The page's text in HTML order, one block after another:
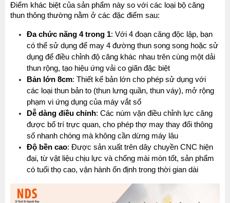
Điểm khác biệt của sản phẩm này so với các loại bộ căng
thun thông thường nằm ở các đặc điểm sau:
Đa chức năng 4 trong 1: Với 4 đoạn căng độc lập, bạn
có thể sử dụng để may 4 đường thun song song hoặc sử
dụng để điều chỉnh độ căng khác nhau trên cùng một dải
thun rộng, tạo hiệu ứng vải co giãn đặc biệt
Bản lớn 8cm: Thiết kế bản lớn cho phép sử dụng với
các loại thun bản to (thun lưng quần, thun váy), mở rộng
phạm vi ứng dụng của máy vắt sổ
Dễ dàng điều chỉnh: Các núm vặn điều chỉnh lực căng
được bố trí trực quan, cho phép thợ may thay đổi thông
số nhanh chóng mà không cần dừng máy lâu
Độ bền cao: Được sản xuất trên dây chuyền CNC hiện
đại, từ vật liệu chịu lực và chống mài mòn tốt, sản phẩm
có tuổi thọ cao, vận hành ổn định trong thời gian dài